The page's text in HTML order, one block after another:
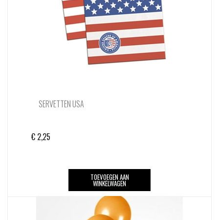
SERVETTEN USA
€ 2,25
TOEVOEGEN AAN
WINKELWAGEN